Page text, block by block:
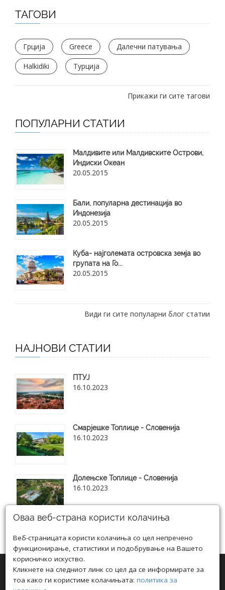
ТАГОВИ
Грција Greece Далечни патувања
Halkidiki Турција
Прикажи ги сите тагови
ПОПУЛАРНИ СТАТИИ
Малдивите или Малдивските Острови,
Индиски Океан
20.05.2015
Бали, популарна дестинација во
Индонезија
20.05.2015
Куба- најголемата островска земја во
групата на Го...
20.05.2015
Види ги сите популарни блог статии
НАЈНОВИ СТАТИИ
ПТУЈ
16.10.2023
Смарјешке Топлице - Словенија
16.10.2023
Долењске Топлице - Словенија
16.10.2023
Види ги сите нови блог статии
Оваа веб-страна користи колачиња
Веб-страницата користи колачиња со цел непречено
функционирање, статистики и подобрување на Вашето
корисничко искуство.
Кликнете на следниот линк со цел да се информирате за
тоа како ги користиме колачињата: политика за